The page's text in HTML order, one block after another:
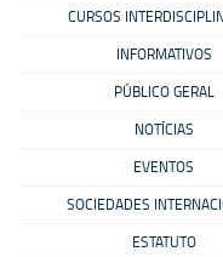
CURSOS
INFORMATIVOS
PÚBLICO GERAL
NOTÍCIAS
EVENTOS
SOCIEDADES
ESTATUTO